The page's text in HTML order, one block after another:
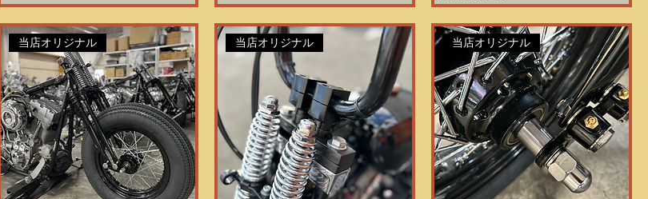
当店オリジナル 当店オリジナル 当店オリジナル